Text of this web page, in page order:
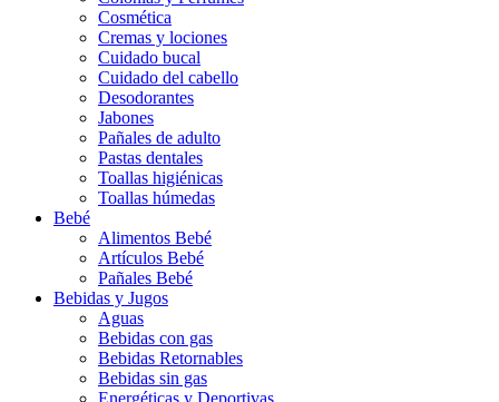
Cosmética
Cremas y lociones
Cuidado bucal
Cuidado del cabello
Desodorantes
Jabones
Pañales de adulto
Pastas dentales
Toallas higiénicas
Toallas húmedas
Bebé
Alimentos Bebé
Artículos Bebé
Pañales Bebé
Bebidas y Jugos
Aguas
Bebidas con gas
Bebidas Retornables
Bebidas sin gas
Energéticas y Deportivas